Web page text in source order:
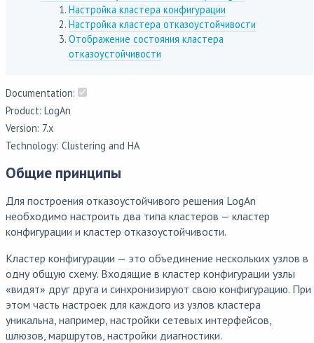
Настройка кластера конфигурации
Настройка кластера отказоустойчивости
Отображение состояния кластера
отказоустойчивости
Documentation:
Product: LogAn
Version: 7.x
Technology: Clustering and HA
Общие принципы
Для построения отказоустойчивого решения LogAn
необходимо настроить два типа кластеров — кластер
конфигурации и кластер отказоустойчивости.
Кластер конфигурации — это объединение нескольких узлов в
одну общую схему. Входящие в кластер конфигурации узлы
«видят» друг друга и синхронизируют свою конфигурацию. При
этом часть настроек для каждого из узлов кластера
уникальна, например, настройки сетевых интерфейсов,
шлюзов, маршрутов, настройки диагностики.